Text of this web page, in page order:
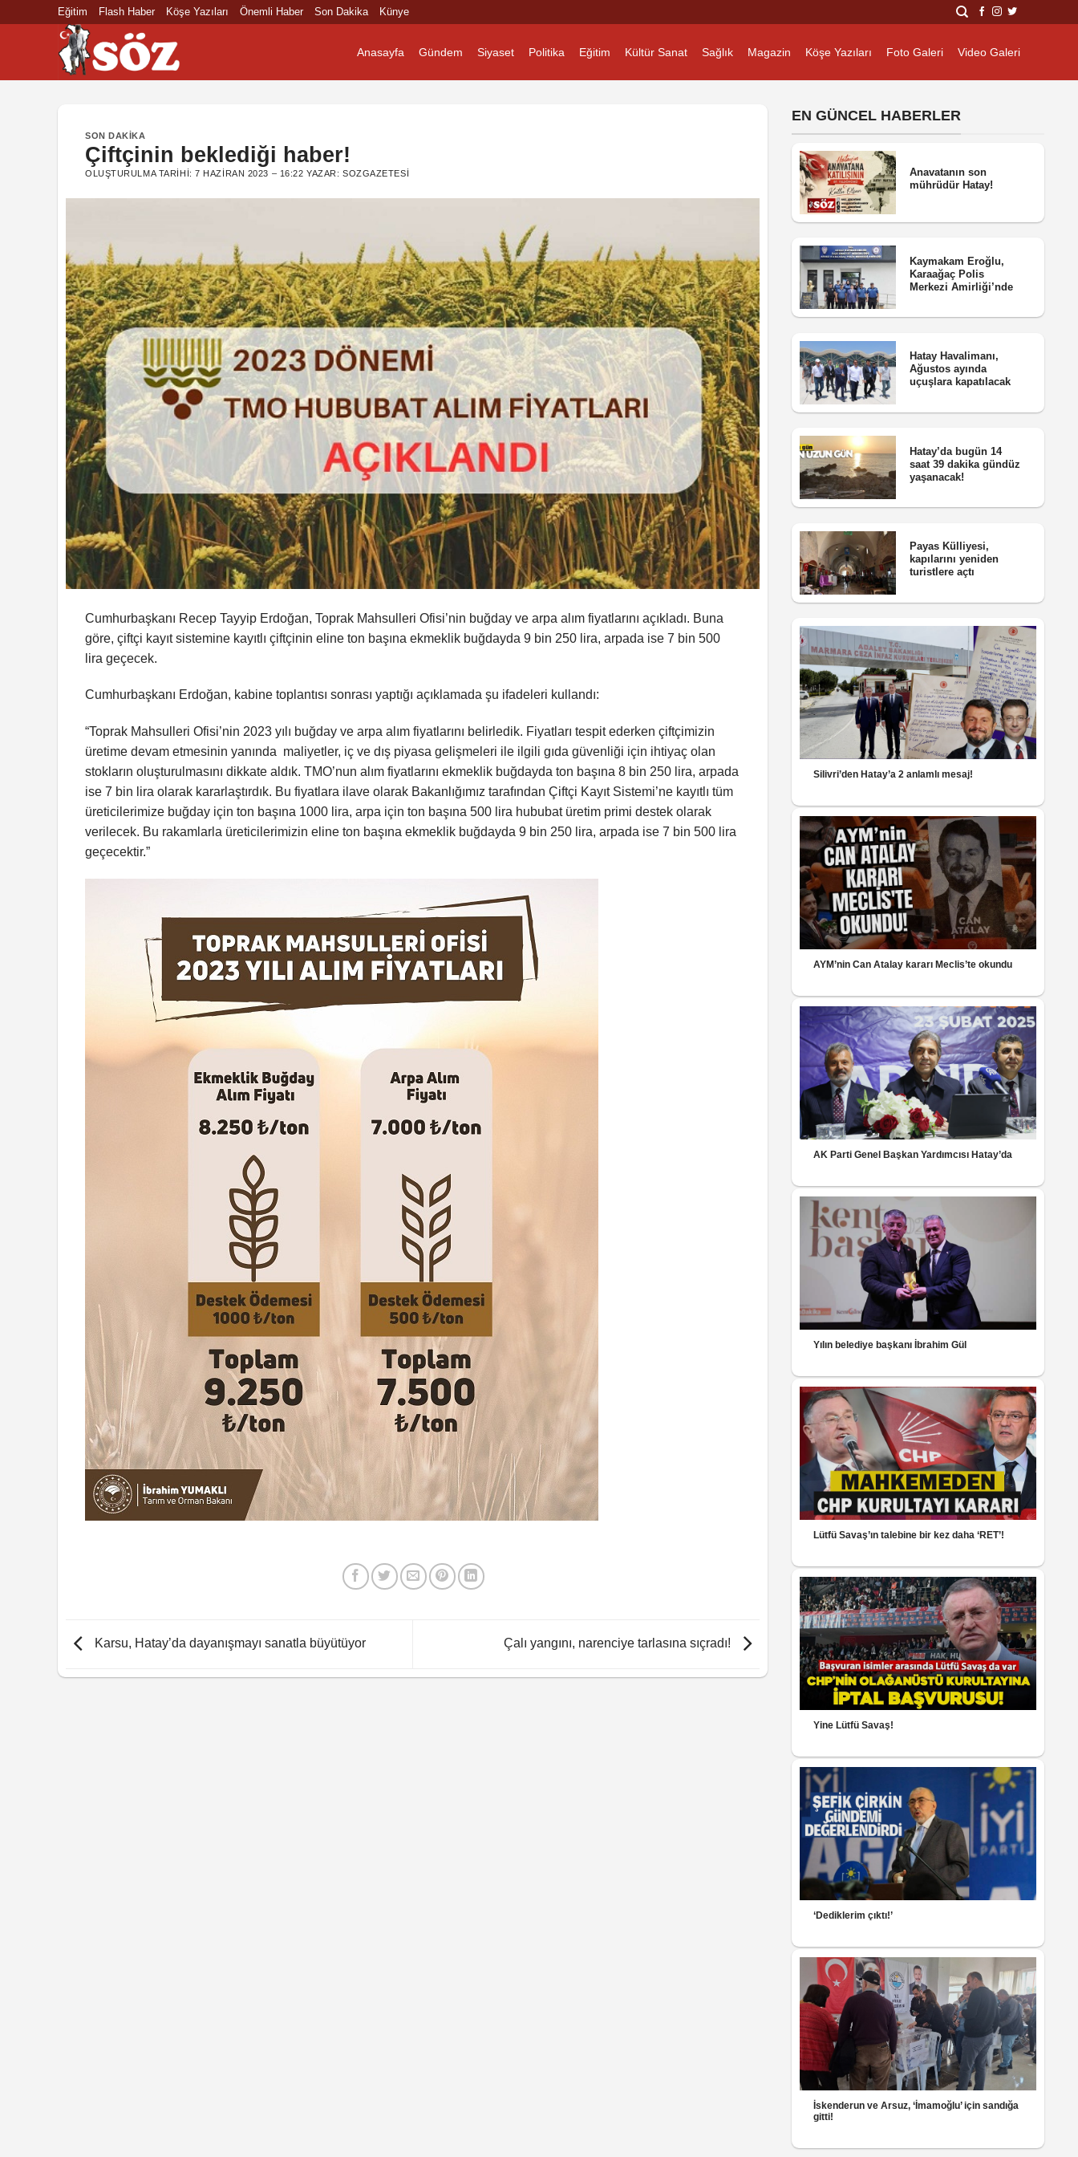
Eğitim Flash Haber Köşe Yazıları Önemli Haber Son Dakika Künye
Anasayfa Gündem Siyaset Politika Eğitim Kültür Sanat Sağlık Magazin Köşe Yazıları Foto Galeri Video Galeri
SON DAKIKA
Çiftçinin beklediği haber!
OLUŞTURULMA TARIHI:7 HAZIRAN 2023 – 16:22 YAZAR:SOZGAZETESI
Cumhurbaşkanı Recep Tayyip Erdoğan, Toprak Mahsulleri Ofisi’nin buğday ve arpa alım fiyatlarını açıkladı. Buna
göre, çiftçi kayıt sistemine kayıtlı çiftçinin eline ton başına ekmeklik buğdayda 9 bin 250 lira, arpada ise 7 bin 500
lira geçecek.
Cumhurbaşkanı Erdoğan, kabine toplantısı sonrası yaptığı açıklamada şu ifadeleri kullandı:
“Toprak Mahsulleri Ofisi’nin 2023 yılı buğday ve arpa alım fiyatlarını belirledik. Fiyatları tespit ederken çiftçimizin
üretime devam etmesinin yanında maliyetler, iç ve dış piyasa gelişmeleri ile ilgili gıda güvenliği için ihtiyaç olan
stokların oluşturulmasını dikkate aldık. TMO’nun alım fiyatlarını ekmeklik buğdayda ton başına 8 bin 250 lira, arpada
ise 7 bin lira olarak kararlaştırdık. Bu fiyatlara ilave olarak Bakanlığımız tarafından Çiftçi Kayıt Sistemi’ne kayıtlı tüm
üreticilerimize buğday için ton başına 1000 lira, arpa için ton başına 500 lira hububat üretim primi destek olarak
verilecek. Bu rakamlarla üreticilerimizin eline ton başına ekmeklik buğdayda 9 bin 250 lira, arpada ise 7 bin 500 lira
geçecektir.”
Karsu, Hatay’da dayanışmayı sanatla büyütüyor Çalı yangını, narenciye tarlasına sıçradı!
EN GÜNCEL HABERLER
Anavatanın son
mührüdür Hatay!
Kaymakam Eroğlu,
Karaağaç Polis
Merkezi Amirliği’nde
Hatay Havalimanı,
Ağustos ayında
uçuşlara kapatılacak
Hatay’da bugün 14
saat 39 dakika gündüz
yaşanacak!
Payas Külliyesi,
kapılarını yeniden
turistlere açtı
Silivri’den Hatay’a 2 anlamlı mesaj!
AYM’nin Can Atalay kararı Meclis’te okundu
AK Parti Genel Başkan Yardımcısı Hatay’da
Yılın belediye başkanı İbrahim Gül
Lütfü Savaş’ın talebine bir kez daha ‘RET’!
Yine Lütfü Savaş!
‘Dediklerim çıktı!’
İskenderun ve Arsuz, ‘İmamoğlu’ için sandığa
gitti!